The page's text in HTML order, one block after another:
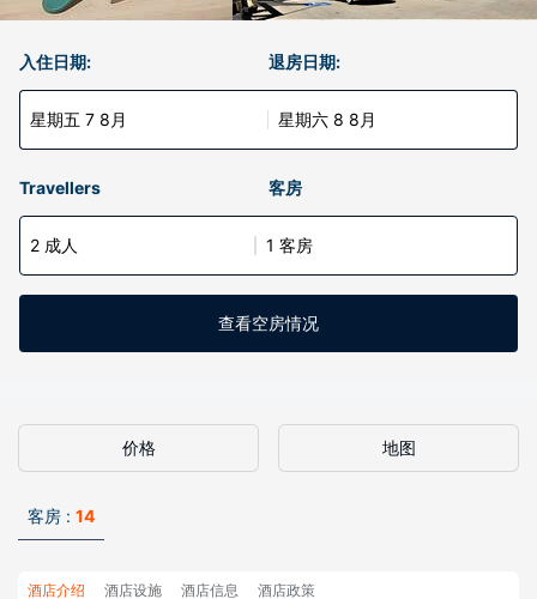
入住日期:
星期五 7 8月
退房日期:
星期六 8 8月
Travellers 客房
2 成人 1 客房
查看空房情况
价格 地图
客房 : 14
酒店介绍 酒店设施 酒店信息 酒店政策